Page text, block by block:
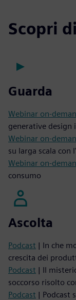
Scopri
Guarda
Webinar on-
generative design
Webinar on-
su larga scala con
Webinar on-
consumo
Ascolta
Podcast | In che
crescita dei
Podcast | Il
soccorso risolto
Podcast | Podcast